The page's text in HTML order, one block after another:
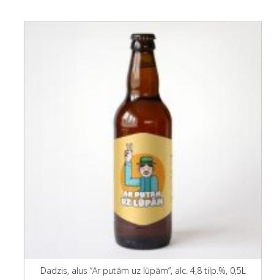
Dadzis, alus “Ar putām uz lūpām”, alc. 4,8 tilp.%, 0,5L